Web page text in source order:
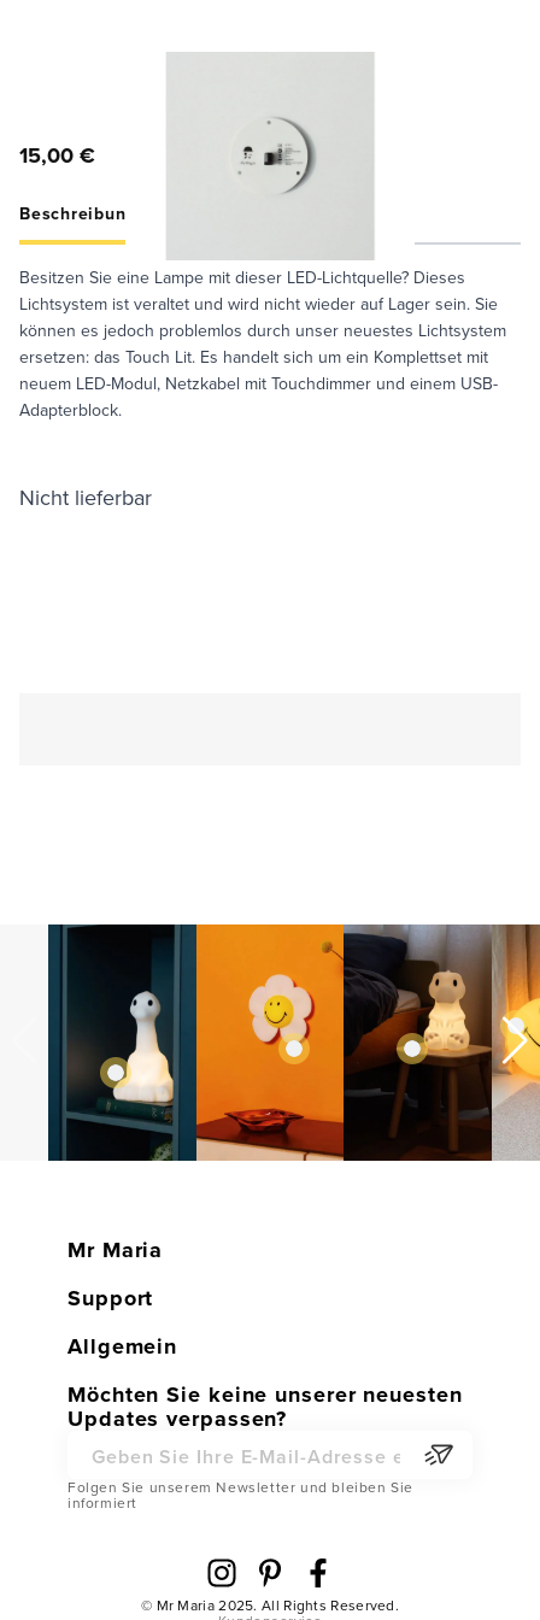
15,00 €
Beschreibung
Besitzen Sie eine Lampe mit dieser LED-Lichtquelle? Dieses
Lichtsystem ist veraltet und wird nicht wieder auf Lager sein. Sie
können es jedoch problemlos durch unser neuestes Lichtsystem
ersetzen: das Touch Lit. Es handelt sich um ein Komplettset mit
neuem LED-Modul, Netzkabel mit Touchdimmer und einem USB-
Adapterblock.
Nicht lieferbar
Mr Maria
Home
Shop
Become a Dealer
Partner Webshop
Support
Kundenservice
Widerruf & Garantie
Versandkosten & Lieferzeiten
Ersatzteile
FAQ
Allgemein
Gefälschte Produkte
Händler werden
Partner Webshop
Datenschutz
Möchten Sie keine unserer neuesten
Updates verpassen?
E-Mailadresse
Folgen Sie unserem Newsletter und bleiben Sie
informiert
© Mr Maria 2025. All Rights Reserved.